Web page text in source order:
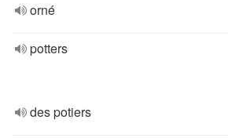
orné
potters
des potiers